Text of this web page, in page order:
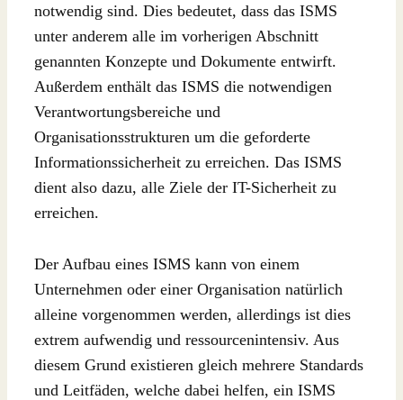
notwendig sind. Dies bedeutet, dass das ISMS
unter anderem alle im vorherigen Abschnitt
genannten Konzepte und Dokumente entwirft.
Außerdem enthält das ISMS die notwendigen
Verantwortungsbereiche und
Organisationsstrukturen um die geforderte
Informationssicherheit zu erreichen. Das ISMS
dient also dazu, alle Ziele der IT-Sicherheit zu
erreichen.
Der Aufbau eines ISMS kann von einem
Unternehmen oder einer Organisation natürlich
alleine vorgenommen werden, allerdings ist dies
extrem aufwendig und ressourcenintensiv. Aus
diesem Grund existieren gleich mehrere Standards
und Leitfäden, welche dabei helfen, ein ISMS